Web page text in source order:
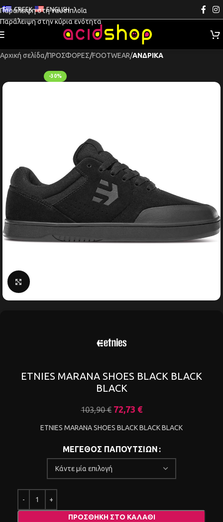
Παράλειψη στη ναυσιπλοΐα
Παράλειψη στην κύρια ενότητα
GREEK ENGLISH
Αρχική σελίδα ΠΡΟΣΦΟΡΕΣ FOOTWEAR ΑΝΔΡΙΚΑ
-30%
Κάντε κλικ για μεγέθυνση
ETNIES MARANA SHOES BLACK BLACK
BLACK
103,90€ 72,73 €
ETNIES MARANA SHOES BLACK BLACK BLACK
ΜΕΓΕΘΟΣ ΠΑΠΟΥΤΣΙΩΝ
ΠΡΟΣΘΉΚΗ ΣΤΟ ΚΑΛΆΘΙ